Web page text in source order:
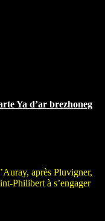
Ya d’ar brezhoneg
après Pluvigner,
Philibert à s’engager